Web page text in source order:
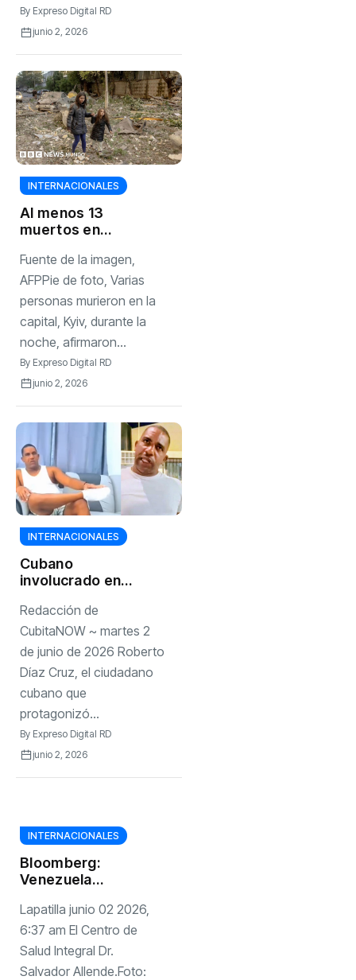
By Expreso Digital RD
junio 2, 2026
INTERNACIONALES
Al menos 13
muertos en
los mayores
ataques de Rusia
en los últimos
meses con más
de 700 drones
Fuente de la imagen,
AFPPie de foto, Varias
personas murieron en la
capital, Kyiv, durante la
noche, afirmaron...
By Expreso Digital RD
junio 2, 2026
INTERNACIONALES
Cubano
involucrado en
Cancún ofrece su
versión de los
hechosVideo
Redacción de
CubitaNOW ~ martes 2
de junio de 2026 Roberto
Díaz Cruz, el ciudadano
cubano que
protagonizó...
By Expreso Digital RD
junio 2, 2026
INTERNACIONALES
Bloomberg:
Venezuela
en la salud tras la
salida de personal
médico cubano
Lapatilla junio 02 2026,
6:37 am El Centro de
Salud Integral Dr.
Salvador Allende.Foto: